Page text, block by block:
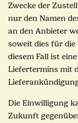
Zwecke der
nur den Namen
an den Anbieter
soweit dies für
diesem Fall ist
Liefertermins mit
Die Einwilligung
Zukunft